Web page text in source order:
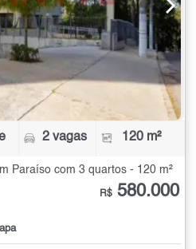
2 vagas 120 m²
Paraíso com 3 quartos - 120 m²
R$ 580.000